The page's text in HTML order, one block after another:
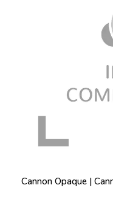
Cannon Opaque |